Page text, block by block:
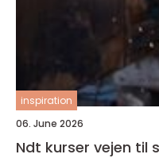
inspiration
06. June 2026
Ndt kurser vejen til sikre og pålidelige